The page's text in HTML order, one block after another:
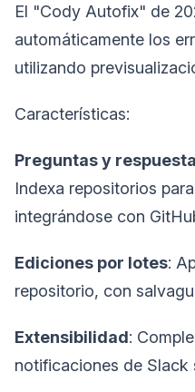
El "Cody Autofix" de
automáticamente los
utilizando
Características:
Preguntas y
Indexa repositorios
integrándose con
Ediciones por lotes:
repositorio, con
Extensibilidad:
notificaciones de